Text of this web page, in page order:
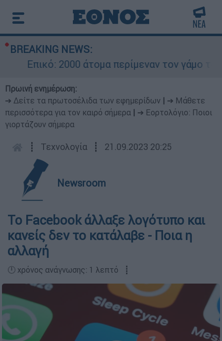
BREAKING NEWS:
Επικό: 2000 άτομα περίμεναν τον γάμο του
Πρωινή ενημέρωση:
➔ Δείτε τα πρωτοσέλιδα των εφημερίδων
➔ Μάθετε
περισσότερα για τον καιρό σήμερα
➔ Εορτολόγιο: Ποιοι
γιορτάζουν σήμερα
┋ Τεχνολογία ┋ 21.09.2023 20:25
Newsroom
Το Facebook άλλαξε λογότυπο και
κανείς δεν το κατάλαβε - Ποια η
αλλαγή
🕛 χρόνος ανάγνωσης: 1 λεπτό ┋